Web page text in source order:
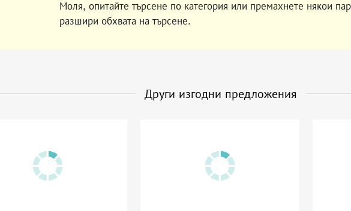
Моля, опитайте търсене по категория или премахнете някои
разшири обхвата на търсене.
Други изгодни предложения